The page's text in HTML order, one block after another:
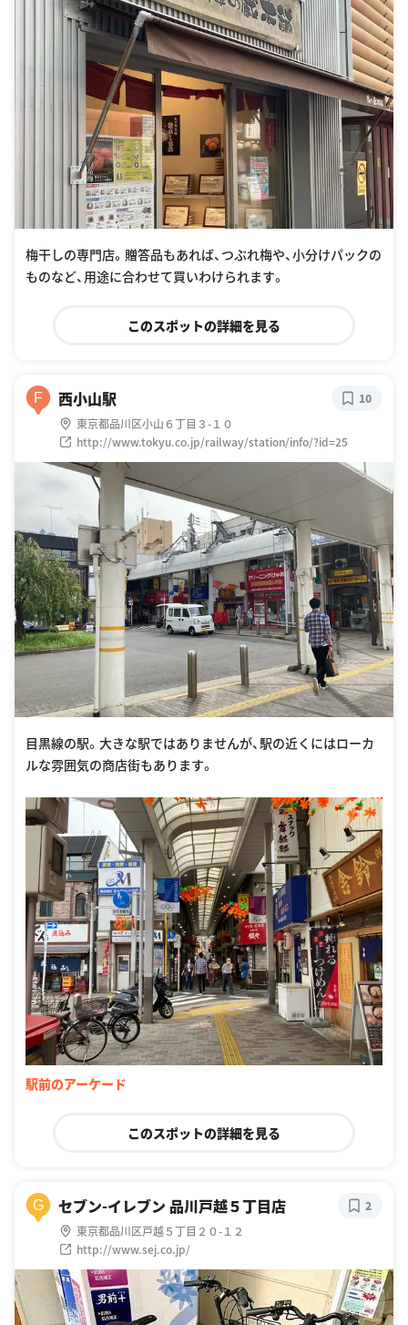
梅干しの専門店。贈答品もあれば、つぶれ梅や、小分けパックの
ものなど、用途に合わせて買いわけられます。
このスポットの詳細を見る
F 西小山駅
東京都品川区小山６丁目３-１０
http://www.tokyu.co.jp/railway/station/info/?id=25
10
目黒線の駅。大きな駅ではありませんが、駅の近くにはローカ
ルな雰囲気の商店街もあります。
駅前のアーケード
このスポットの詳細を見る
G セブン-イレブン 品川戸越５丁目店
東京都品川区戸越５丁目２０-１２
http://www.sej.co.jp/
2